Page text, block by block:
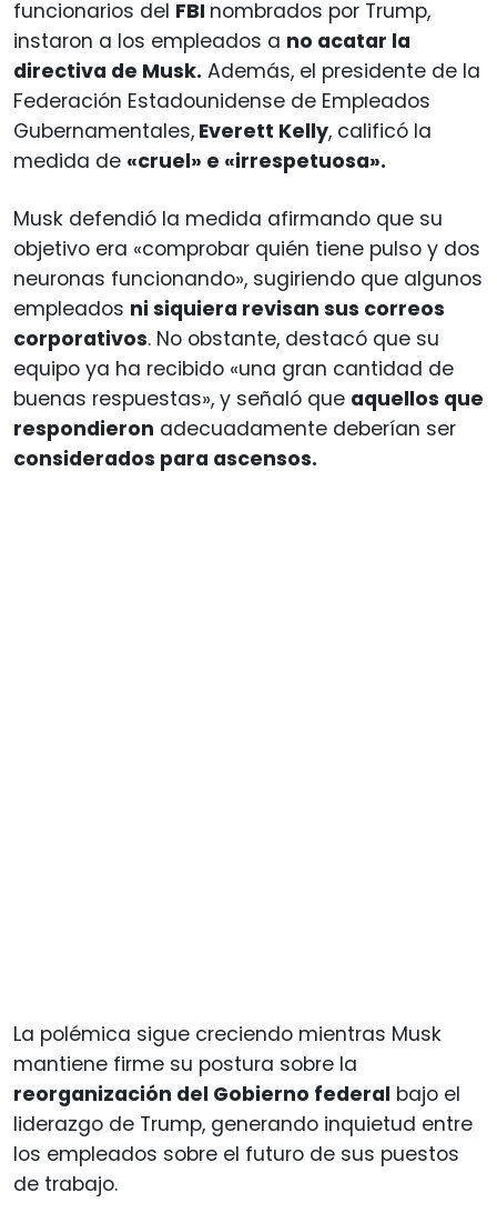
funcionarios del FBI nombrados por Trump,
instaron a los empleados a no acatar la
directiva de Musk. Además, el presidente de la
Federación Estadounidense de Empleados
Gubernamentales, Everett Kelly, calificó la
medida de «cruel» e «irrespetuosa».
Musk defendió la medida afirmando que su
objetivo era «comprobar quién tiene pulso y dos
neuronas funcionando», sugiriendo que algunos
empleados ni siquiera revisan sus correos
corporativos. No obstante, destacó que su
equipo ya ha recibido «una gran cantidad de
buenas respuestas», y señaló que aquellos que
respondieron adecuadamente deberían ser
considerados para ascensos.
La polémica sigue creciendo mientras Musk
mantiene firme su postura sobre la
reorganización del Gobierno federal bajo el
liderazgo de Trump, generando inquietud entre
los empleados sobre el futuro de sus puestos
de trabajo.